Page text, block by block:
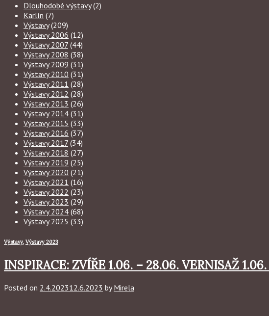
Dlouhodobé výstavy(2)
Karlín (7)
Výstavy(209)
Výstavy 2006 (12)
Výstavy 2007 (44)
Výstavy 2008 (38)
Výstavy 2009 (31)
Výstavy 2010 (31)
Výstavy 2011 (28)
Výstavy 2012 (28)
Výstavy 2013 (26)
Výstavy 2014 (31)
Výstavy 2015 (33)
Výstavy 2016 (37)
Výstavy 2017 (34)
Výstavy 2018 (27)
Výstavy 2019 (25)
Výstavy 2020 (21)
Výstavy 2021 (16)
Výstavy 2022 (23)
Výstavy 2023 (29)
Výstavy 2024 (68)
Výstavy 2025 (33)
Výstavy, Výstavy 2023
INSPIRACE: ZVÍŘE 1.06. – 28.06. VERNISAŽ 1.06.
Posted on 2.4.202312.6.2023 byMirela